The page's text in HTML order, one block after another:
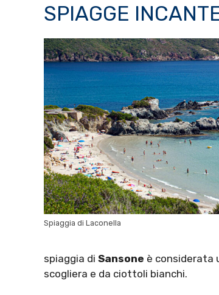
SPIAGGE
Spiaggia di Laconella
spiaggia di Sansone è considerata
scogliera e da ciottoli bianchi.